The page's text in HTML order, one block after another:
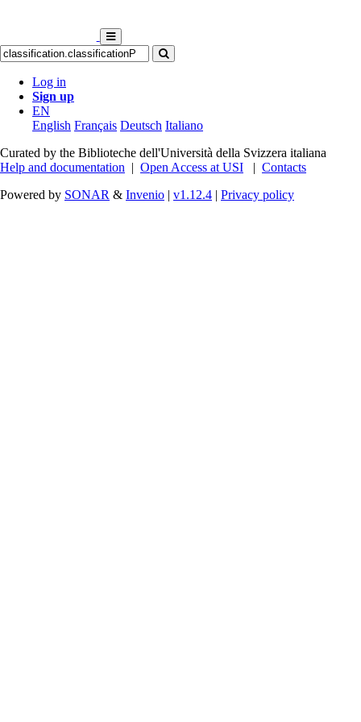
Log in
Sign up
EN
English Français Deutsch Italiano
Curated by the Biblioteche dell'Università della Svizzera italiana
Help and documentation | Open Access at USI | Contacts
Powered by SONAR & Invenio | v1.12.4 | Privacy policy